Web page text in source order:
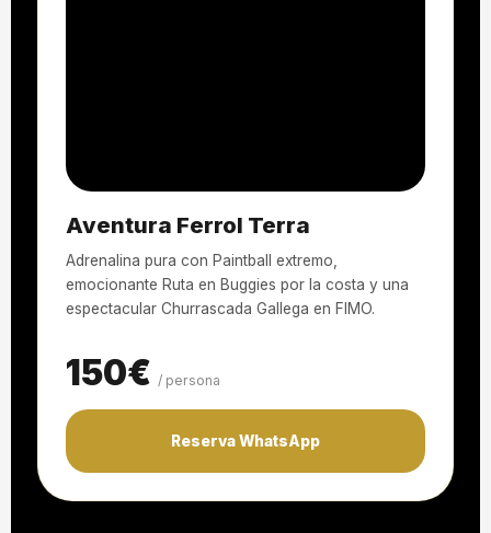
Aventura Ferrol Terra
Adrenalina pura con Paintball extremo,
emocionante Ruta en Buggies por la costa y una
espectacular Churrascada Gallega en FIMO.
150€ / persona
Reserva WhatsApp